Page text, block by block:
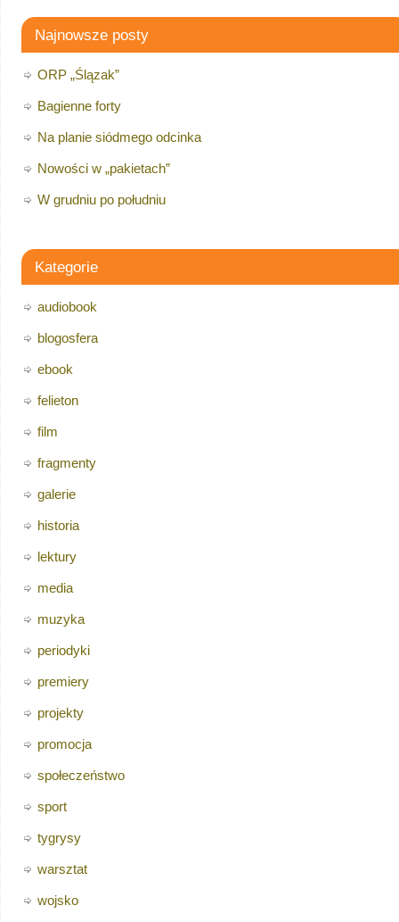
Najnowsze posty
ORP „Ślązak”
Bagienne forty
Na planie siódmego odcinka
Nowości w „pakietach”
W grudniu po południu
Kategorie
audiobook
blogosfera
ebook
felieton
film
fragmenty
galerie
historia
lektury
media
muzyka
periodyki
premiery
projekty
promocja
społeczeństwo
sport
tygrysy
warsztat
wojsko